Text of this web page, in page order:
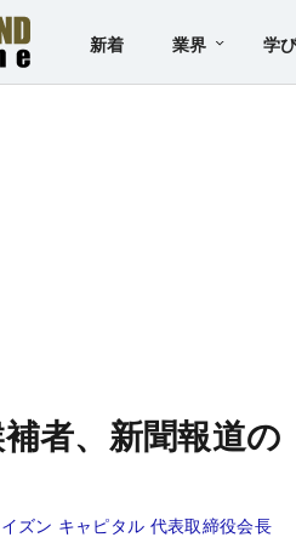
新着 業界 学
者、新聞報道
ズン キャピタル 代表取締役会長